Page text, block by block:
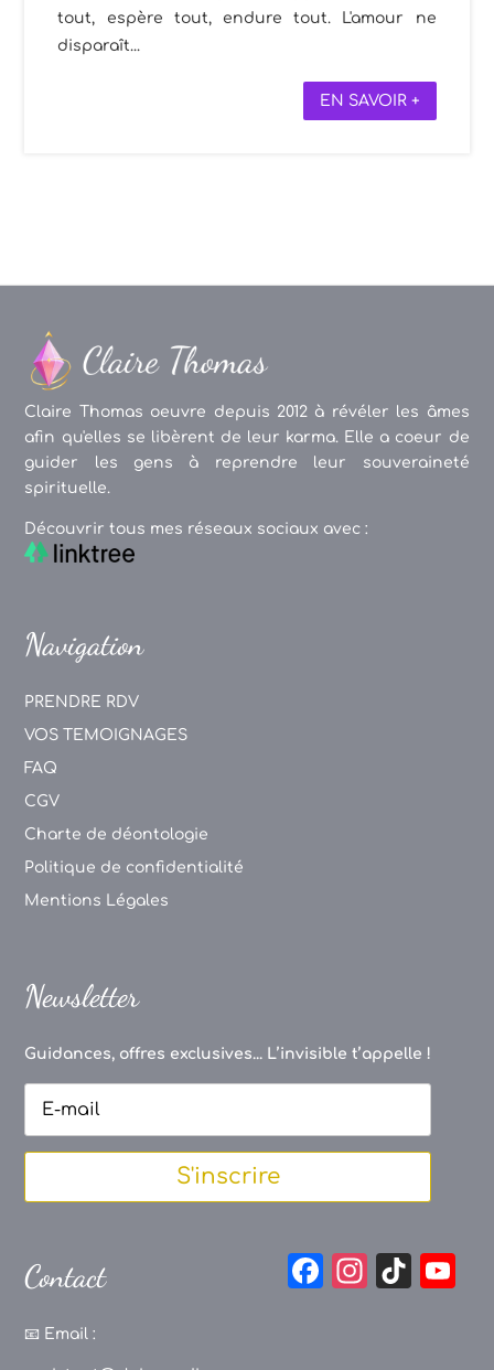
tout, espère tout, endure tout. L'amour ne
disparaît...
EN SAVOIR +
Claire Thomas oeuvre depuis 2012 à révéler les âmes
afin qu'elles se libèrent de leur karma. Elle a coeur de
guider les gens à reprendre leur souveraineté
spirituelle.
Découvrir tous mes réseaux sociaux avec :
Navigation
PRENDRE RDV
VOS TEMOIGNAGES
FAQ
CGV
Charte de déontologie
Politique de confidentialité
Mentions Légales
Newsletter
Guidances, offres exclusives... L’invisible t’appelle !
S'inscrire
Contact
📧 Email :
F
In
Ti